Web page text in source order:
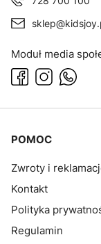
Moduł media
Linki w stopce
POMOC
Zwroty i
Kontakt
Polityka
Regulamin